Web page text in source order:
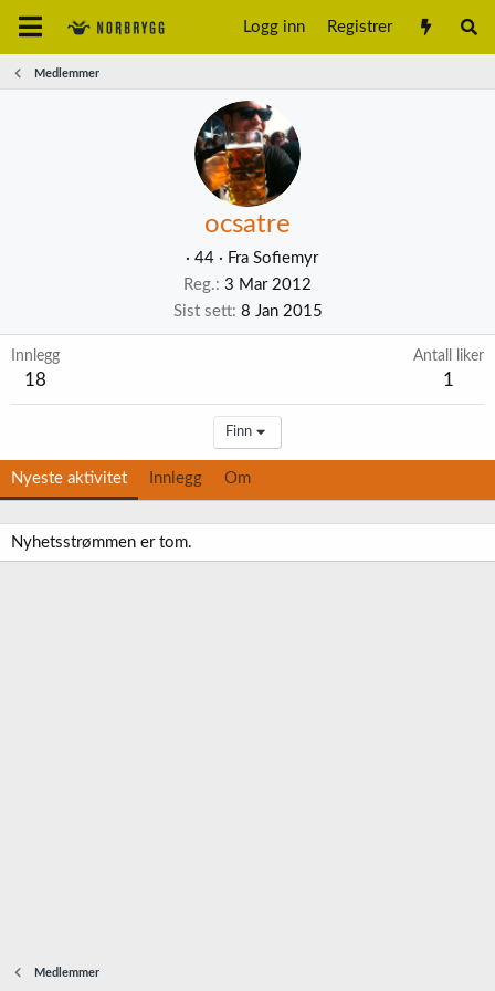
Logg inn Registrer
Medlemmer
ocsatre
· 44 · Fra Sofiemyr
Reg. 3 Mar 2012
Sist sett 8 Jan 2015
Innlegg
18
Antall liker
1
Finn
Nyeste aktivitet Innlegg Om
Nyhetsstrømmen er tom.
Medlemmer